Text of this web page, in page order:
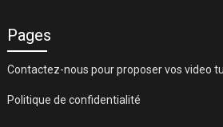
Pages
Contactez-nous pour proposer vos video
Politique de confidentialité